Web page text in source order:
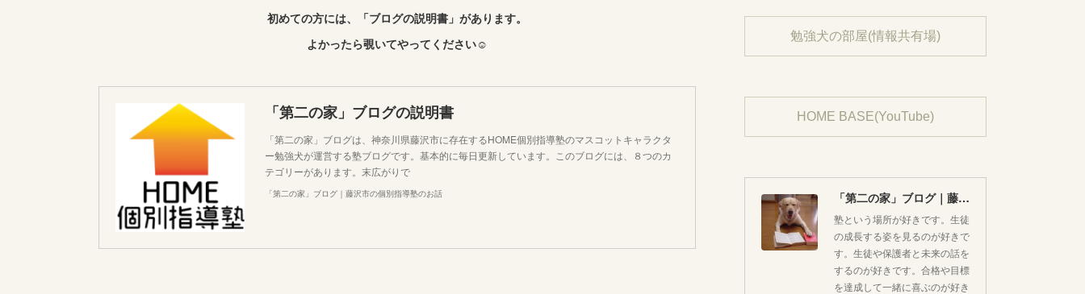
初めての方には、「ブログの説明書」があります。
よかったら覗いてやってください☺︎
「第二の家」ブログの説明書
「第二の家」ブログは、神奈川県藤沢市に存在するHOME個別指導塾のマスコットキャラクタ
ー勉強犬が運営する塾ブログです。基本的に毎日更新しています。このブログには、８つのカ
テゴリーがあります。末広がりで
「第二の家」ブログ｜藤沢市の個別指導塾のお話
勉強犬の部屋(情報共有場)
HOME BASE(YouTube)
「第二の家」ブログ｜藤沢市の個別指導塾のお話
塾という場所が好きです。生徒
の成長する姿を見るのが好きで
す。生徒や保護者と未来の話を
するのが好きです。合格や目標
を達成して一緒に喜ぶのが好き